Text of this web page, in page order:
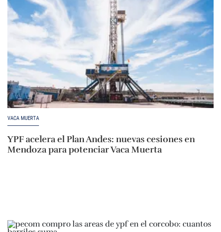
VACA MUERTA
YPF acelera el Plan Andes: nuevas cesiones en
Mendoza para potenciar Vaca Muerta